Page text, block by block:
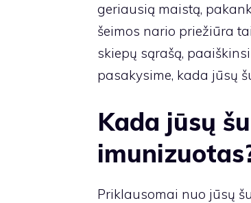
geriausią maistą,
šeimos nario priežiūra
skiepų sąrašą,
pasakysime, kada jūsų
Kada jūsų
Priklausomai nuo jūsų